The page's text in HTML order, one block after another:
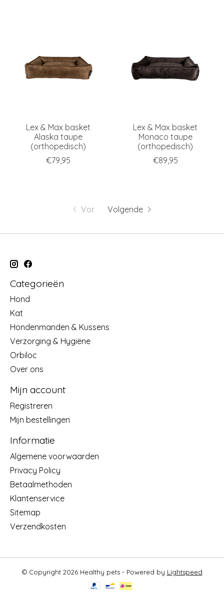
Lex & Max basket
Alaska taupe
(orthopedisch)
€79,95
Lex & Max basket
Monaco taupe
(orthopedisch)
€89,95
Vor. Volgende
Categorieën
Hond
Kat
Hondenmanden & Kussens
Verzorging & Hygiëne
Orbiloc
Over ons
Mijn account
Registreren
Mijn bestellingen
Informatie
Algemene voorwaarden
Privacy Policy
Betaalmethoden
Klantenservice
Sitemap
Verzendkosten
© Copyright 2026 Healthy pets - Powered by Lightspeed